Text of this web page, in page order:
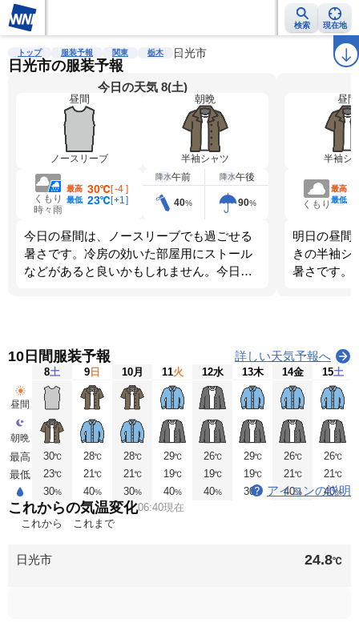
検索 現在地
雨雲レーダー 台風情報 地震情報 ラ
トップ 服装予報 関東 栃木 日光市
日光市の服装予報
今日の天気 8(土)
昼間
ノースリーブ
朝晩
半袖シャツ
くもり
時々雨
最高 30℃[-4 ]
最低 23℃[+1 ]
降水午前
40%
降水午後
90%
今日の昼間は、ノースリーブでも過ごせる
暑さです。冷房の効いた部屋用にストール
などがあると良いかもしれません。今日
昼間
半袖シ
くもり
最高
最低
明日の昼間
きの半袖シ
暑さです。
10日間服装予報 詳しい天気予報へ
昼間
朝晩
最高
最低
8土
30℃
23℃
30%
9 日
28℃
21℃
40%
10月
28℃
21℃
30%
11火
29℃
19℃
40%
12水
26℃
19℃
40%
13木
29℃
19℃
30 %
14金
26℃
21℃
40%
15土
26℃
21℃
40%
アイコンの説明
これからの気温変化06:40現在
これから
これまで
日光市 24.8℃